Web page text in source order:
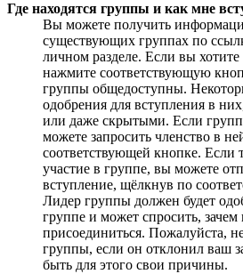
Где находятся группы и как мне
Вы можете получить
существующих группах по
личном разделе. Если вы
нажмите соответствующую
группы общедоступны.
одобрения для вступления в
или даже скрытыми. Если
можете запросить членство в
соответствующей кнопке. Если
участие в группе, вы можете
вступление, щёлкнув по
Лидер группы должен будет
группе и может спросить, зачем
присоединиться. Пожалуйста,
группы, если он отклонил ваш
быть для этого свои причины.